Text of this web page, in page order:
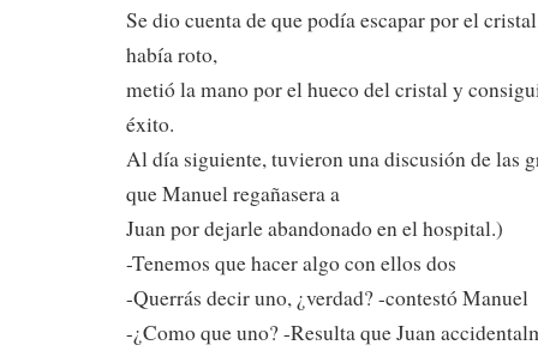
Se dio cuenta de que podía escapar por el
había roto,
metió la mano por el hueco del cristal y
éxito.
Al día siguiente, tuvieron una discusión de las
que Manuel regañasera a
Juan por dejarle abandonado en el hospital.)
-Tenemos que hacer algo con ellos dos
-Querrás decir uno, ¿verdad? -contestó Manuel
-¿Como que uno? -Resulta que Juan